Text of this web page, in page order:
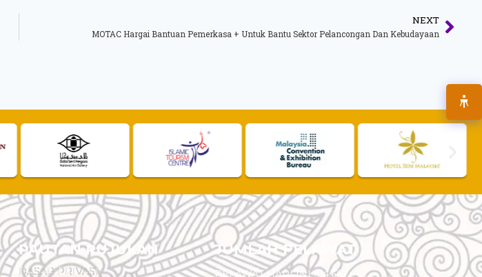
NEXT
MOTAC Hargai Bantuan Pemerkasa + Untuk Bantu Sektor Pelancongan Dan Kebudayaan
PAUTAN RUJUKAN
DASAR PRIVASI
JUMLAH PELAWAT
PELAWAT HARI INI : 14,662